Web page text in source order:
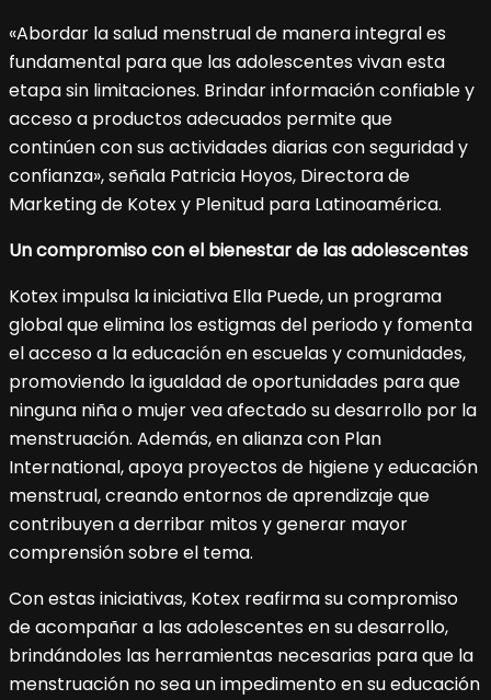
«Abordar la salud menstrual de manera integral es
fundamental para que las adolescentes vivan esta
etapa sin limitaciones. Brindar información confiable y
acceso a productos adecuados permite que
continúen con sus actividades diarias con seguridad y
confianza», señala Patricia Hoyos, Directora de
Marketing de Kotex y Plenitud para Latinoamérica.
Un compromiso con el bienestar de las adolescentes
Kotex impulsa la iniciativa Ella Puede, un programa
global que elimina los estigmas del periodo y fomenta
el acceso a la educación en escuelas y comunidades,
promoviendo la igualdad de oportunidades para que
ninguna niña o mujer vea afectado su desarrollo por la
menstruación. Además, en alianza con Plan
International, apoya proyectos de higiene y educación
menstrual, creando entornos de aprendizaje que
contribuyen a derribar mitos y generar mayor
comprensión sobre el tema.
Con estas iniciativas, Kotex reafirma su compromiso
de acompañar a las adolescentes en su desarrollo,
brindándoles las herramientas necesarias para que la
menstruación no sea un impedimento en su educación